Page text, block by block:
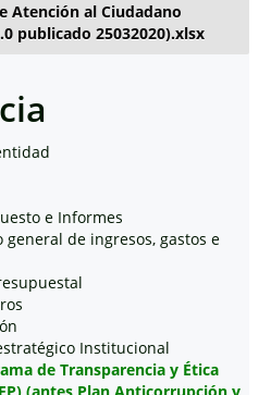
Atención al Ciudadano
publicado 25032020).xlsx
e Informes
general de ingresos, gastos e
Institucional
de Transparencia y Ética